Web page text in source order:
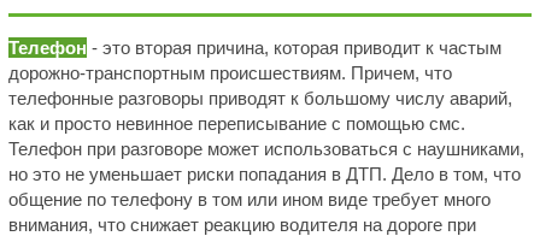
Телефон - это вторая причина, которая приводит к частым
дорожно-транспортным происшествиям. Причем, что
телефонные разговоры приводят к большому числу аварий,
как и просто невинное переписывание с помощью смс.
Телефон при разговоре может использоваться с наушниками,
но это не уменьшает риски попадания в ДТП. Дело в том, что
общение по телефону в том или ином виде требует много
внимания, что снижает реакцию водителя на дороге при